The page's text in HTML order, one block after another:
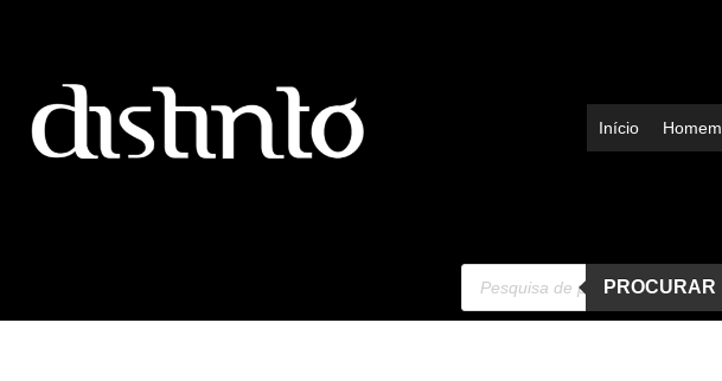
conteúdo
Início Homem
PROCURAR